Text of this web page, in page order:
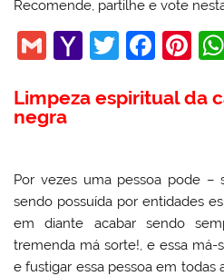
Recomende, partilhe e vote
G
ai
l
Y
h
M
ai
l
T
itt
F
c
o
o
k
Pi
er
Limpeza espiritual da
negra
Por vezes uma pessoa pode –
sendo possuída por entidades
em diante acabar sendo
tremenda má sorte!, e essa má-
e fustigar essa pessoa em todas